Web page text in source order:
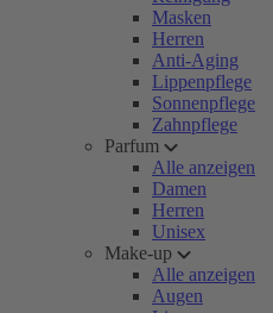
Masken
Herren
Anti-Aging
Lippenpflege
Sonnenpflege
Zahnpflege
Parfum
Alle anzeigen
Damen
Herren
Unisex
Make-up
Alle anzeigen
Augen